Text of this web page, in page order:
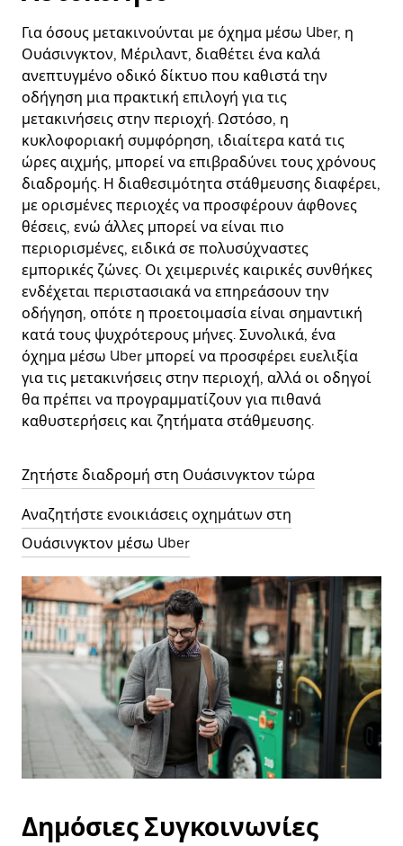
Για όσους μετακινούνται με όχημα μέσω Uber, η
Ουάσινγκτον, Μέριλαντ, διαθέτει ένα καλά
ανεπτυγμένο οδικό δίκτυο που καθιστά την
οδήγηση μια πρακτική επιλογή για τις
μετακινήσεις στην περιοχή. Ωστόσο, η
κυκλοφοριακή συμφόρηση, ιδιαίτερα κατά τις
ώρες αιχμής, μπορεί να επιβραδύνει τους χρόνους
διαδρομής. Η διαθεσιμότητα στάθμευσης διαφέρει,
με ορισμένες περιοχές να προσφέρουν άφθονες
θέσεις, ενώ άλλες μπορεί να είναι πιο
περιορισμένες, ειδικά σε πολυσύχναστες
εμπορικές ζώνες. Οι χειμερινές καιρικές συνθήκες
ενδέχεται περιστασιακά να επηρεάσουν την
οδήγηση, οπότε η προετοιμασία είναι σημαντική
κατά τους ψυχρότερους μήνες. Συνολικά, ένα
όχημα μέσω Uber μπορεί να προσφέρει ευελιξία
για τις μετακινήσεις στην περιοχή, αλλά οι οδηγοί
θα πρέπει να προγραμματίζουν για πιθανά
καθυστερήσεις και ζητήματα στάθμευσης.
Ζητήστε διαδρομή στη Ουάσινγκτον τώρα
Αναζητήστε ενοικιάσεις οχημάτων στη
Ουάσινγκτον μέσω Uber
Δημόσιες Συγκοινωνίες